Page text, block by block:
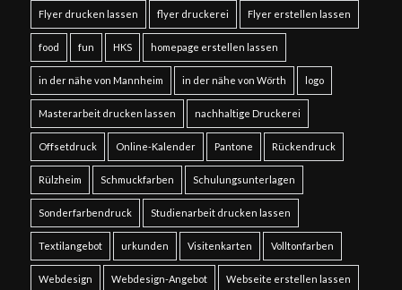
Flyer drucken lassen flyer druckerei Flyer erstellen lassen
food fun HKS homepage erstellen lassen
in der nähe von Mannheim in der nähe von Wörth logo
Masterarbeit drucken lassen nachhaltige Druckerei
Offsetdruck Online-Kalender Pantone Rückendruck
Rülzheim Schmuckfarben Schulungsunterlagen
Sonderfarbendruck Studienarbeit drucken lassen
Textilangebot urkunden Visitenkarten Volltonfarben
Webdesign Webdesign-Angebot Webseite erstellen lassen